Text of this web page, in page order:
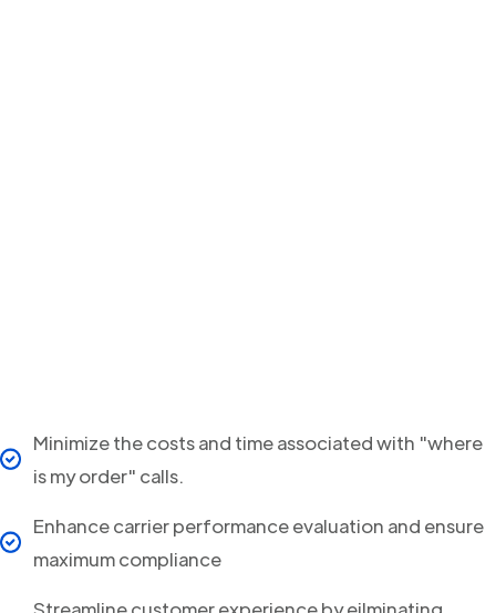
Minimize the costs and time associated with "where
is my order" calls.
Enhance carrier performance evaluation and ensure
maximum compliance